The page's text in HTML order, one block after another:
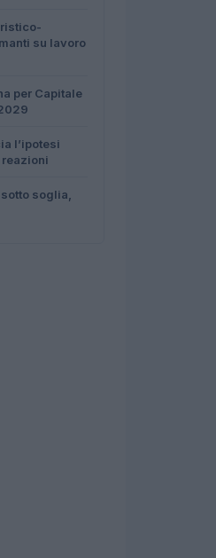
su lavoro
per Capitale
l’ipotesi
soglia,